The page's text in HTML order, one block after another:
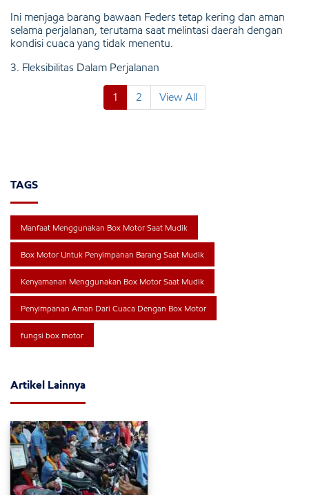
Ini menjaga barang bawaan Feders tetap kering dan aman
selama perjalanan, terutama saat melintasi daerah dengan
kondisi cuaca yang tidak menentu.
3. Fleksibilitas Dalam Perjalanan
1 2 View All
TAGS
Manfaat Menggunakan Box Motor Saat Mudik
Box Motor Untuk Penyimpanan Barang Saat Mudik
Kenyamanan Menggunakan Box Motor Saat Mudik
Penyimpanan Aman Dari Cuaca Dengan Box Motor
fungsi box motor
Artikel Lainnya